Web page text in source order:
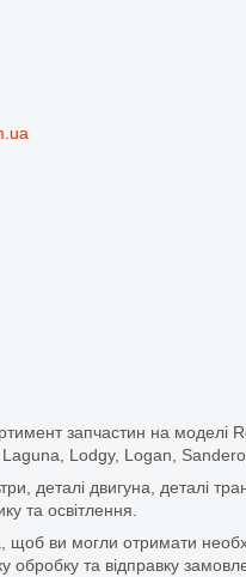
запчастин на моделі
Lodgy, Logan,
деталі двигуна, деталі
та освітлення.
щоб ви могли отримати
та відправку